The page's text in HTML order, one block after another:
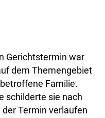
Gerichtstermin war
dem Themengebiet
Familie.
schilderte sie nach
Termin verlaufen